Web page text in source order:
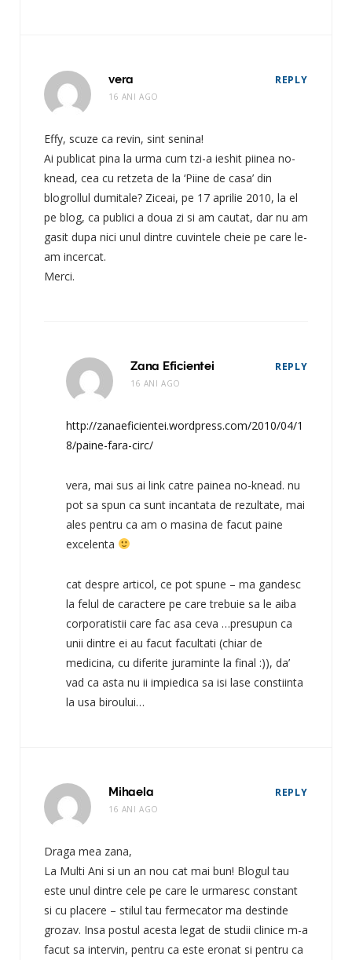
vera
16 ANI AGO
REPLY
Effy, scuze ca revin, sint senina!
Ai publicat pina la urma cum tzi-a ieshit piinea no-
knead, cea cu retzeta de la ‘Piine de casa’ din
blogrollul dumitale? Ziceai, pe 17 aprilie 2010, la el
pe blog, ca publici a doua zi si am cautat, dar nu am
gasit dupa nici unul dintre cuvintele cheie pe care le-
am incercat.
Merci.
Zana Eficientei
16 ANI AGO
REPLY
http://zanaeficientei.wordpress.com/2010/04/1
8/paine-fara-circ/
vera, mai sus ai link catre painea no-knead. nu
pot sa spun ca sunt incantata de rezultate, mai
ales pentru ca am o masina de facut paine
excelenta
cat despre articol, ce pot spune – ma gandesc
la felul de caractere pe care trebuie sa le aiba
corporatistii care fac asa ceva …presupun ca
unii dintre ei au facut facultati (chiar de
medicina, cu diferite juraminte la final :)), da’
vad ca asta nu ii impiedica sa isi lase constiinta
la usa biroului…
Mihaela
16 ANI AGO
REPLY
Draga mea zana,
La Multi Ani si un an nou cat mai bun! Blogul tau
este unul dintre cele pe care le urmaresc constant
si cu placere – stilul tau fermecator ma destinde
grozav. Insa postul acesta legat de studii clinice m-a
facut sa intervin, pentru ca este eronat si pentru ca